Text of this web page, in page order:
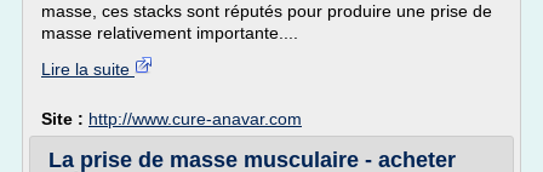
masse, ces stacks sont réputés pour produire une prise de
masse relativement importante....
Lire la suite
Site : http://www.cure-anavar.com
La prise de masse musculaire - acheter